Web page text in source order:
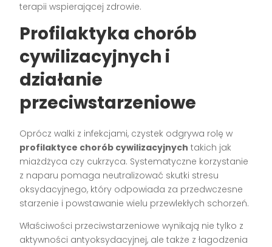
terapii wspierającej zdrowie.
Profilaktyka chorób
cywilizacyjnych i
działanie
przeciwstarzeniowe
Oprócz walki z infekcjami, czystek odgrywa rolę w
profilaktyce chorób cywilizacyjnych takich jak
miażdżyca czy cukrzyca. Systematyczne korzystanie
z naparu pomaga neutralizować skutki stresu
oksydacyjnego, który odpowiada za przedwczesne
starzenie i powstawanie wielu przewlekłych schorzeń.
Właściwości przeciwstarzeniowe wynikają nie tylko z
aktywności antyoksydacyjnej, ale także z łagodzenia